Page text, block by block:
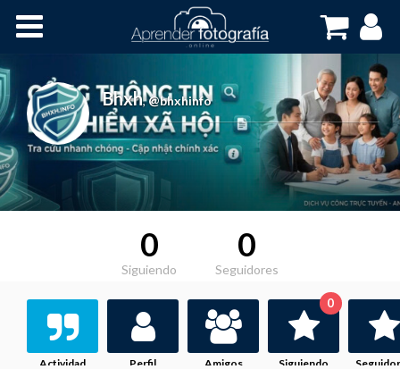
Cursos OnLine
Bhxh,@bhxhinfo
0
Siguiendo
0
Seguidores
Actividad Perfil Amigos Siguiendo
0